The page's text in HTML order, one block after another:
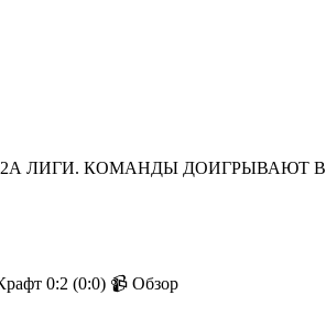
ЛИГИ. КОМАНДЫ ДОИГРЫВАЮТ В
0:2 (0:0) 📹 Обзор